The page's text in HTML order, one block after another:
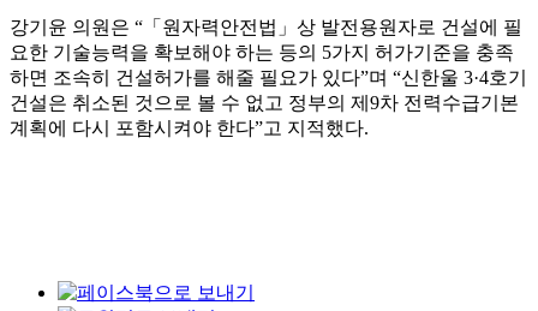
강기윤 의원은 “「원자력안전법」상 발전용원자로 건설에 필
요한 기술능력을 확보해야 하는 등의 5가지 허가기준을 충족
하면 조속히 건설허가를 해줄 필요가 있다”며 “신한울 3·4호기
건설은 취소된 것으로 볼 수 없고 정부의 제9차 전력수급기본
계획에 다시 포함시켜야 한다”고 지적했다.